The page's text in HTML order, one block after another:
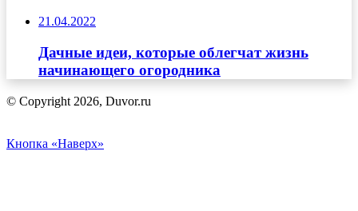
21.04.2022
Дачные идеи, которые облегчат жизнь
начинающего огородника
© Copyright 2026, Duvor.ru
Кнопка «Наверх»